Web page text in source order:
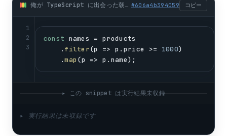
俺が TypeScript に出会った朝 — LINQ が見当たらない焦り (typescript) #606a4b394059 コピー
1
2
3
const names = products
    .
filter(p => p . price >= 1000)
    .
map (p => p . name);
▸ この snippet は実行結果未収録
▸ 実行結果は未収録です